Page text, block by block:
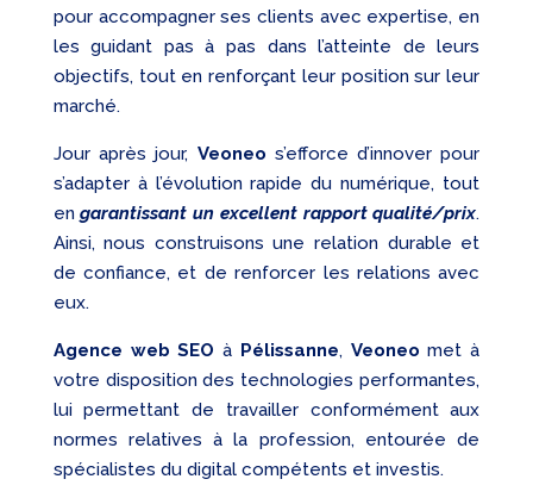
Audit
pour accompagner ses clients avec expertise, en
les guidant pas à pas dans l’atteinte de leurs
objectifs, tout en renforçant leur position sur leur
marché.
Jour après jour, Veoneo s’efforce d’innover pour
s’adapter à l’évolution rapide du numérique, tout
engarantissant un excellent rapport qualité/prix.
Ainsi, nous construisons une relation durable et
de confiance, et de renforcer les relations avec
eux.
Agence web SEO à Pélissanne, Veoneo met à
votre disposition des technologies performantes,
lui permettant de travailler conformément aux
normes relatives à la profession, entourée de
spécialistes du digital compétents et investis.